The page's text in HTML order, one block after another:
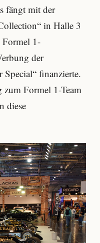
fängt mit der
in Halle 3
Formel 1-
der
Special“ finanzierte.
zum Formel 1-Team
diese